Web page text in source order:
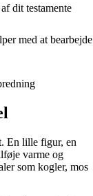
dit testamente
med at bearbejde
En lille figur, en
varme og
som kogler, mos